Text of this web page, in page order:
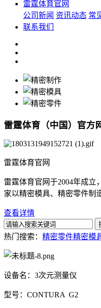
雷霆体育官网
公司新闻 资讯动态 常
联系我们
雷霆体育（中国）官方
雷霆体育官网
雷霆体育官网于2004年成
家以精密模具、精密零件制
查看详情
热门搜索： 精密零件精密模
设备名：3次元测量仪
型号：CONTURA G2